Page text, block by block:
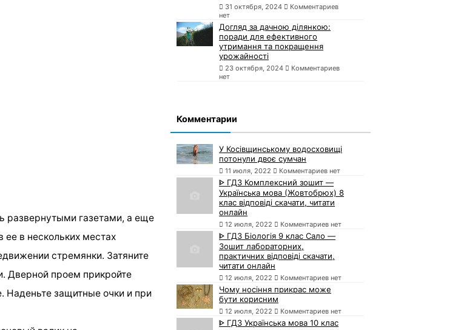
развернутыми газетами, а еще
ее в нескольких местах
стремянки. Затяните
Дверной проем прикройте
Наденьте защитные очки и при
31 октября, 2024
Комментариев
нет
Догляд за дачною ділянкою:
поради для ефективного
утримання та покращення
урожайності
23 октября, 2024
Комментариев
нет
Комментарии
У Косівщинському водосховищі
потонули двоє сумчан
11 июля, 2022 Комментариев нет
ᐈ ГДЗ Комплексний зошит —
Українська мова (Жовтобрюх) 8
клас відповіді скачати, читати
онлайн
12 июля, 2022 Комментариев нет
ᐈ ГДЗ Біологія 9 клас Сало —
Зошит лабораторних,
практичних відповіді скачати,
читати онлайн
12 июля, 2022 Комментариев нет
Чому носіння прикрас може
бути корисним
12 июля, 2022 Комментариев нет
ᐈ ГДЗ Українська мова 10 клас